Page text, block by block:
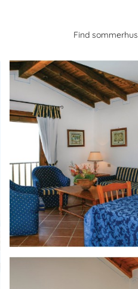
Find sommerhus